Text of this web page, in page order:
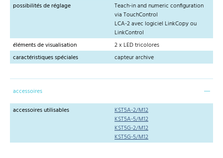
possibilités de réglage
Teach-in and numeric configuration
via TouchControl
LCA-2 avec logiciel LinkCopy ou
LinkControl
éléments de visualisation
2 x LED tricolores
caractéristiques spéciales
capteur archive
accessoires
accessoires utilisables
KST5A-2/M12
KST5A-5/M12
KST5G-2/M12
KST5G-5/M12